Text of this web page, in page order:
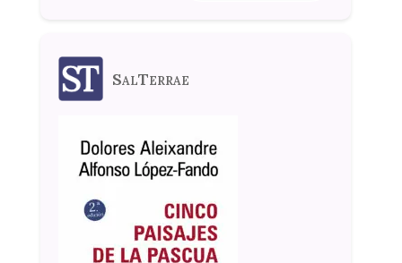
SalTerrae